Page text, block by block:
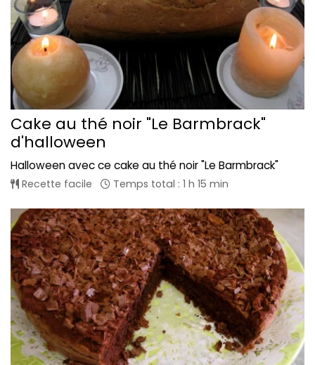
Cake au thé noir "Le Barmbrack"
d'halloween
Halloween avec ce cake au thé noir "Le Barmbrack"
Recette facile Temps total : 1 h 15 min